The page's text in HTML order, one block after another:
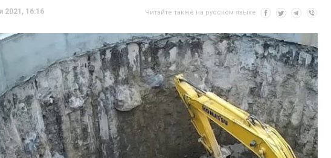
2021, 16:16 Читайте также на русском языке